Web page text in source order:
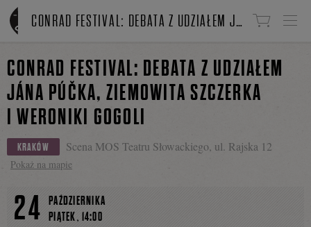
Linki do przejścia
CONRAD FESTIVAL: DEBATA Z UDZIAŁEM JÁNA PÚČKA, ZIEMOWITA SZCZERKA I WERONIKI GOGOLI
CONRAD FESTIVAL: DEBATA Z UDZIAŁEM
JÁNA PÚČKA, ZIEMOWITA SZCZERKA
I WERONIKI GOGOLI
KRAKÓW Scena MOS Teatru Słowackiego, ul. Rajska 12
Pokaż na mapie
24 PAŹDZIERNIKA
PIĄTEK, 14:00